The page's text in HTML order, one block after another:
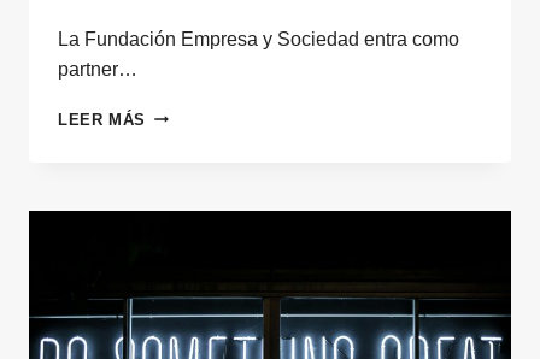
La Fundación Empresa y Sociedad entra como
partner…
LEER MÁS ESPAÑA,
PROMOTOR
ALIANZA
MEDITERRÁNEA
DE